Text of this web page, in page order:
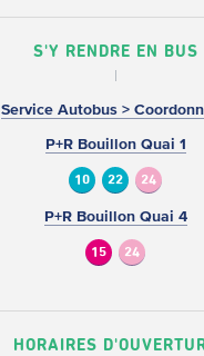
S'Y RENDRE EN BUS
Service Autobus >
P+R Bouillon Quai 1
10 22 24
P+R Bouillon Quai 4
15 24
HORAIRES